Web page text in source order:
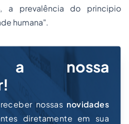
a prevalência do principio
humana".
a nossa
nossas novidades
diretamente em sua